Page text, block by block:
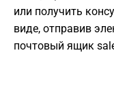
или получить
виде, отправив
почтовый ящик